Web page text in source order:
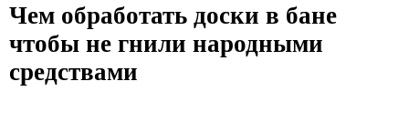
Чем обработать доски в бане
чтобы не гнили народными
средствами